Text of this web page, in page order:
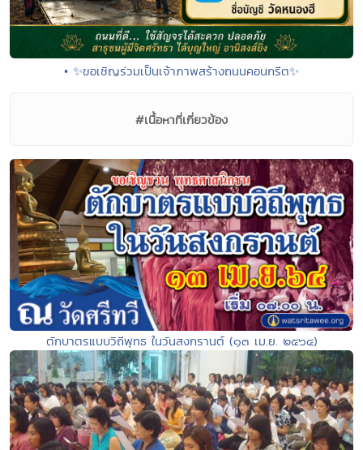
• ✨ขอเชิญร่วมเป็นเจ้าภาพสร้างถนนคอนกรีต✨
#เนื้อหาที่เกี่ยวข้อง
ตักบาตรแบบวิถีพุทธ ในวันสงกรานต์ (๑๓ เม.ย. ๒๕๖๔)